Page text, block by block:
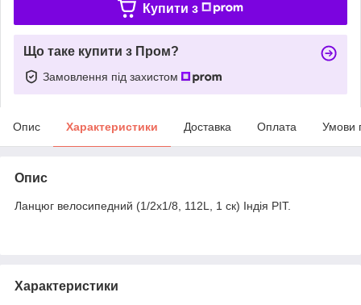
Купити з
Що таке купити з Пром?
Замовлення під захистом
Опис Характеристики Доставка Оплата Умови
Опис
Ланцюг велосипедний (1/2х1/8, 112L, 1 ск) Індія PIT.
Характеристики